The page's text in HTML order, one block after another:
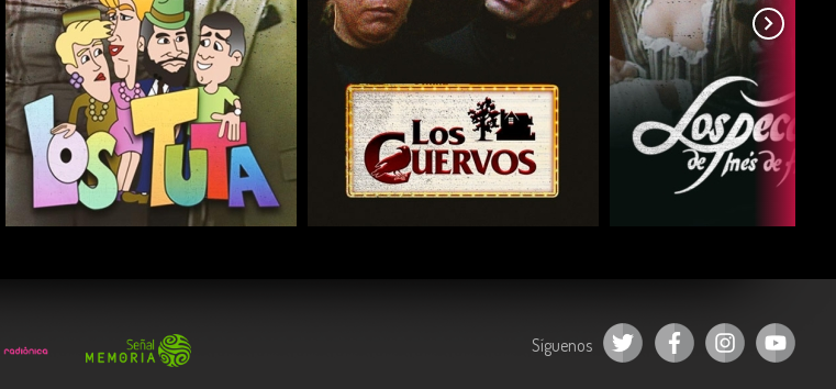
COMPARTIR COMPARTIR COMPARTIR
Síguenos